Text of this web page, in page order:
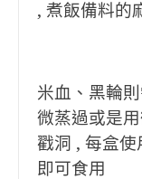
, 煮飯備料的
米血、黑輪
微蒸過或是
戳洞 , 每盒
即可⻝用